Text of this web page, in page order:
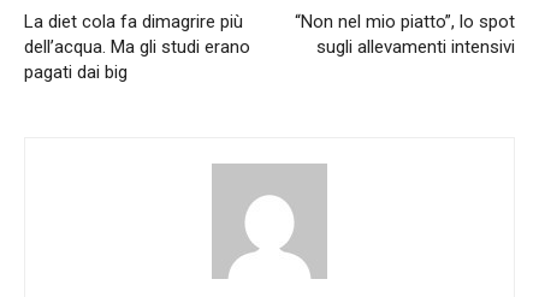
La diet cola fa dimagrire più
dell’acqua. Ma gli studi erano
pagati dai big
“Non nel mio piatto”, lo spot
sugli allevamenti intensivi